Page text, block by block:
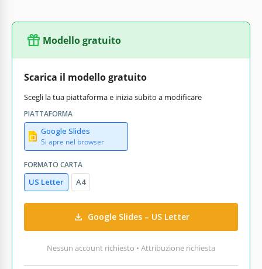
Modello gratuito
Scarica il modello gratuito
Scegli la tua piattaforma e inizia subito a modificare
PIATTAFORMA
Google Slides
Si apre nel browser
FORMATO CARTA
US Letter A4
Google Slides – US Letter
Nessun account richiesto • Attribuzione richiesta